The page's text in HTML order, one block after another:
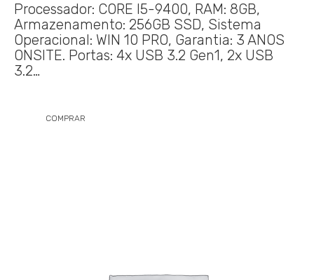
Processador: CORE I5-9400, RAM: 8GB,
Armazenamento: 256GB SSD, Sistema
Operacional: WIN 10 PRO, Garantia: 3 ANOS
ONSITE. Portas: 4x USB 3.2 Gen1, 2x USB
3.2…
COMPRAR